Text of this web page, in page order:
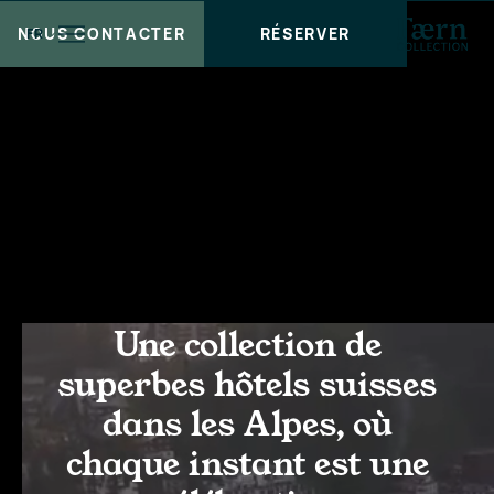
FR
NOUS CONTACTER RÉSERVER
Une collection de
superbes hôtels suisses
dans les Alpes, où
chaque instant est une